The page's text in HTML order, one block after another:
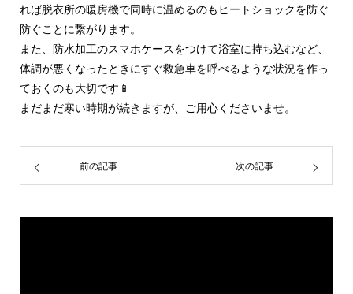
れば脱衣所の暖房機で同時に温めるのもヒートショックを防ぐ
防ぐことに繋がります。
また、防水加工のスマホケースをつけて浴室に持ち込むなど、
体調が悪くなったときにすぐ救急車を呼べるような状況を作っ
ておくのも大切です📱
まだまだ寒い時期が続きますが、ご用心くださいませ。
前の記事 次の記事